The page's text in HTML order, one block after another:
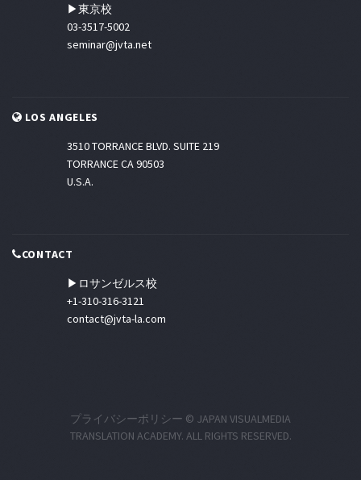
▶東京校
03-3517-5002
seminar@jvta.net
LOS ANGELES
3510 TORRANCE BLVD. SUITE 219
TORRANCE CA 90503
U.S.A.
CONTACT
▶ロサンゼルス校
+1-310-316-3121
contact@jvta-la.com
プライバシーポリシー © JAPAN VISUALMEDIA
TRANSLATION ACADEMY. ALL RIGHTS RESERVED.